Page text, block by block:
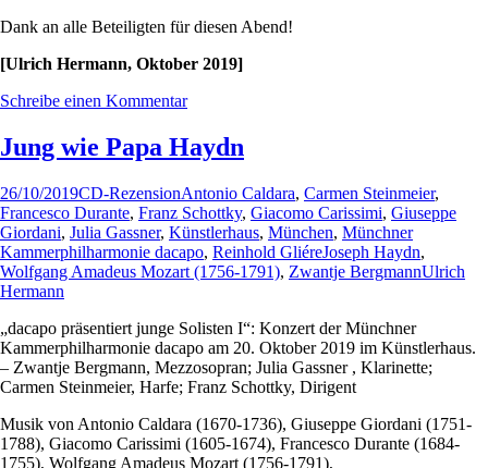
Dank an alle Beteiligten für diesen Abend!
[Ulrich Hermann, Oktober 2019]
Schreibe einen Kommentar
Jung wie Papa Haydn
26/10/2019CD-RezensionAntonio Caldara, Carmen Steinmeier,
Francesco Durante, Franz Schottky, Giacomo Carissimi, Giuseppe
Giordani, Julia Gassner, Künstlerhaus, München, Münchner
Kammerphilharmonie dacapo, Reinhold GliéreJoseph Haydn,
Wolfgang Amadeus Mozart (1756-1791), Zwantje BergmannUlrich
Hermann
„dacapo präsentiert junge Solisten I“: Konzert der Münchner
Kammerphilharmonie dacapo am 20. Oktober 2019 im Künstlerhaus.
– Zwantje Bergmann, Mezzosopran; Julia Gassner , Klarinette;
Carmen Steinmeier, Harfe; Franz Schottky, Dirigent
Musik von Antonio Caldara (1670-1736), Giuseppe Giordani (1751-
1788), Giacomo Carissimi (1605-1674), Francesco Durante (1684-
1755), Wolfgang Amadeus Mozart (1756-1791),